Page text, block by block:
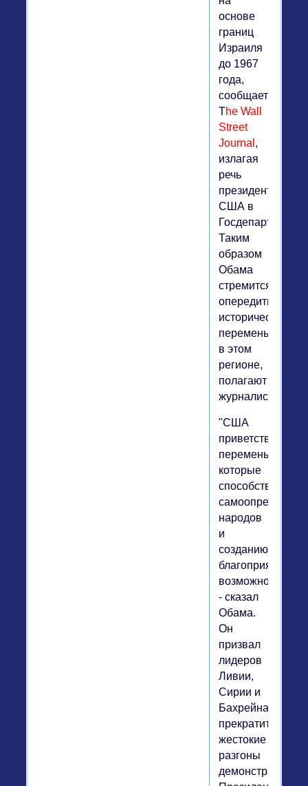
основе
границ
Израиля
до 1967
года,
сообщает
The Wall
Street
Journal ,
излагая
речь
президента
США в
Таким
образом
Обама
стремится
опередить
исторические
перемены
в этом
регионе,
полагают
журналисты.
"США
приветствуют
перемены,
которые
способствуют
народов
и
созданию
благоприятных
возможностей",
- сказал
Обама.
Он
призвал
лидеров
Ливии,
Сирии и
Бахрейна
прекратить
жестокие
разгоны
демонстраций.